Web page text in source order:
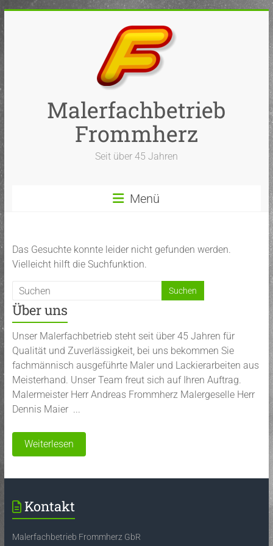
Malerfachbetrieb
Frommherz
Seit über 45 Jahren
Menü
Das Gesuchte konnte leider nicht gefunden werden.
Vielleicht hilft die Suchfunktion.
Über uns
Unser Malerfachbetrieb steht seit über 45 Jahren für
Qualität und Zuverlässigkeit, bei uns bekommen Sie
fachmännisch ausgeführte Maler und Lackierarbeiten aus
Meisterhand. Unser Team freut sich auf Ihren Auftrag.
Malermeister Herr Andreas Frommherz Malergeselle Herr
Dennis Maier ...
Weiterlesen
Kontakt
Malerfachbetrieb Frommherz GbR